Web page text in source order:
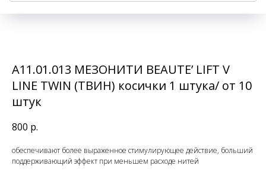
А11.01.013 МЕЗОНИТИ BEAUTE’ LIFT V
LINE TWIN (ТВИН) косички 1 штука/ от 10
штук
800 р.
обеспечивают более выраженное стимулирующее действие, больший
поддерживающий эффект при меньшем расходе нитей